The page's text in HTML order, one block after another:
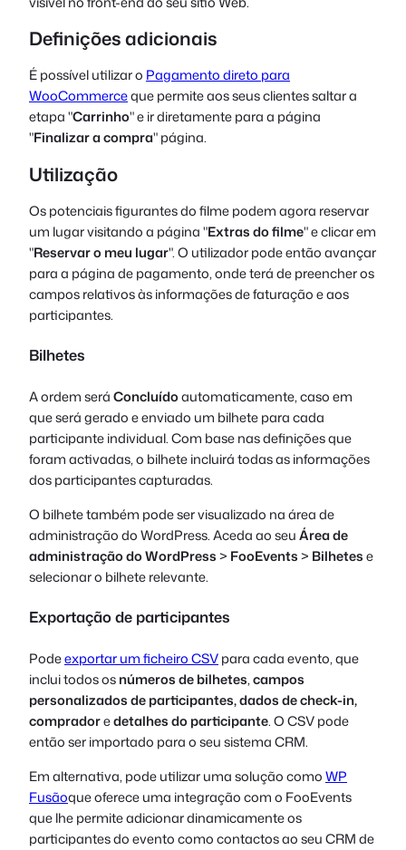
Definições adicionais
É possível utilizar o Pagamento direto para
WooCommerceque permite aos seus clientes saltar a
etapa "Carrinho" e ir diretamente para a página
"Finalizar a compra" página.
Utilização
Os potenciais figurantes do filme podem agora reservar
um lugar visitando a página "Extras do filme" e clicar em
"Reservar o meu lugar". O utilizador pode então avançar
para a página de pagamento, onde terá de preencher os
campos relativos às informações de faturação e aos
participantes.
Bilhetes
A ordem seráConcluídoautomaticamente, caso em
que será gerado e enviado um bilhete para cada
participante individual. Com base nas definições que
foram activadas, o bilhete incluirá todas as informações
dos participantes capturadas.
O bilhete também pode ser visualizado na área de
administração do WordPress. Aceda ao seuÁrea de
administração do WordPress> FooEvents> Bilhetese
selecionar o bilhete relevante.
Exportação de participantes
Podeexportar um ficheiro CSVpara cada evento, que
inclui todos osnúmeros de bilhetes,campos
personalizados de participantes, dados de check-in,
compradoredetalhes do participante. O CSV pode
então ser importado para o seu sistema CRM.
Em alternativa, pode utilizar uma solução comoWP
Fusãoque oferece uma integração com o FooEvents
que lhe permite adicionar dinamicamente os
participantes do evento como contactos ao seu CRM de